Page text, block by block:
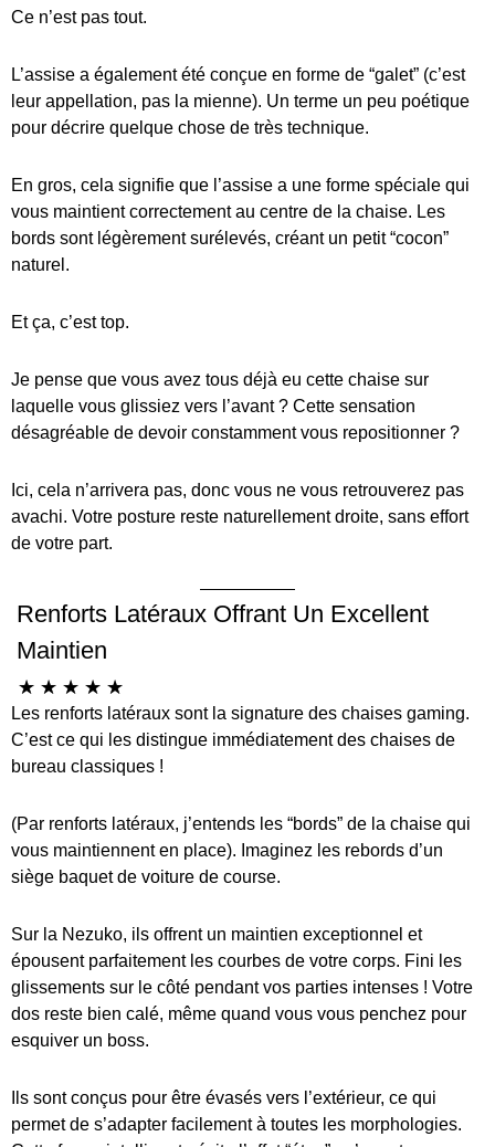
Ce n’est pas tout.
L’assise a également été conçue en forme de “galet” (c’est
leur appellation, pas la mienne). Un terme un peu poétique
pour décrire quelque chose de très technique.
En gros, cela signifie que l’assise a une forme spéciale qui
vous maintient correctement au centre de la chaise. Les
bords sont légèrement surélevés, créant un petit “cocon”
naturel.
Et ça, c’est top.
Je pense que vous avez tous déjà eu cette chaise sur
laquelle vous glissiez vers l’avant ? Cette sensation
désagréable de devoir constamment vous repositionner ?
Ici, cela n’arrivera pas, donc vous ne vous retrouverez pas
avachi. Votre posture reste naturellement droite, sans effort
de votre part.
Renforts Latéraux Offrant Un Excellent
Maintien
☆ ☆ ☆ ☆ ☆
Les renforts latéraux sont la signature des chaises gaming.
C’est ce qui les distingue immédiatement des chaises de
bureau classiques !
(Par renforts latéraux, j’entends les “bords” de la chaise qui
vous maintiennent en place). Imaginez les rebords d’un
siège baquet de voiture de course.
Sur la Nezuko, ils offrent un maintien exceptionnel et
épousent parfaitement les courbes de votre corps. Fini les
glissements sur le côté pendant vos parties intenses ! Votre
dos reste bien calé, même quand vous vous penchez pour
esquiver un boss.
Ils sont conçus pour être évasés vers l’extérieur, ce qui
permet de s’adapter facilement à toutes les morphologies.